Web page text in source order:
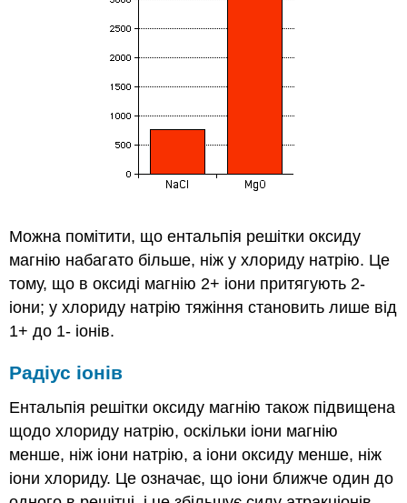
Можна помітити, що ентальпія решітки оксиду
магнію набагато більше, ніж у хлориду натрію. Це
тому, що в оксиді магнію 2+ іони притягують 2-
іони; у хлориду натрію тяжіння становить лише від
1+ до 1- іонів.
Радіус іонів
Ентальпія решітки оксиду магнію також підвищена
щодо хлориду натрію, оскільки іони магнію
менше, ніж іони натрію, а іони оксиду менше, ніж
іони хлориду. Це означає, що іони ближче один до